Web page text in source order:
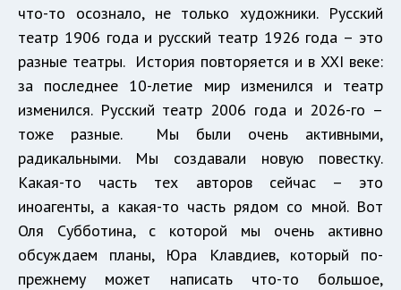
что-то осознало, не только художники. Русский
театр 1906 года и русский театр 1926 года – это
разные театры. История повторяется и в XXI веке:
за последнее 10-летие мир изменился и театр
изменился. Русский театр 2006 года и 2026-го –
тоже разные. Мы были очень активными,
радикальными. Мы создавали новую повестку.
Какая-то часть тех авторов сейчас – это
иноагенты, а какая-то часть рядом со мной. Вот
Оля Субботина, с которой мы очень активно
обсуждаем планы, Юра Клавдиев, который по-
прежнему может написать что-то большое,